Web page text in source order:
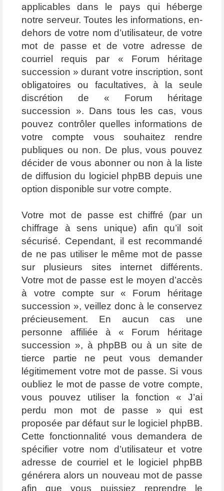
applicables dans le pays qui héberge
notre serveur. Toutes les informations, en-
dehors de votre nom d’utilisateur, de votre
mot de passe et de votre adresse de
courriel requis par « Forum héritage
succession » durant votre inscription, sont
obligatoires ou facultatives, à la seule
discrétion de « Forum héritage
succession ». Dans tous les cas, vous
pouvez contrôler quelles informations de
votre compte vous souhaitez rendre
publiques ou non. De plus, vous pouvez
décider de vous abonner ou non à la liste
de diffusion du logiciel phpBB depuis une
option disponible sur votre compte.
Votre mot de passe est chiffré (par un
chiffrage à sens unique) afin qu’il soit
sécurisé. Cependant, il est recommandé
de ne pas utiliser le même mot de passe
sur plusieurs sites internet différents.
Votre mot de passe est le moyen d’accès
à votre compte sur « Forum héritage
succession », veillez donc à le conservez
précieusement. En aucun cas une
personne affiliée à « Forum héritage
succession », à phpBB ou à un site de
tierce partie ne peut vous demander
légitimement votre mot de passe. Si vous
oubliez le mot de passe de votre compte,
vous pouvez utiliser la fonction « J’ai
perdu mon mot de passe » qui est
proposée par défaut sur le logiciel phpBB.
Cette fonctionnalité vous demandera de
spécifier votre nom d’utilisateur et votre
adresse de courriel et le logiciel phpBB
générera alors un nouveau mot de passe
afin que vous puissiez reprendre le